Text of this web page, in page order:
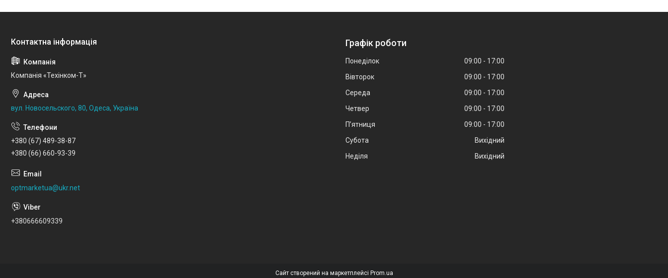
Компанія «Техінком-Т»
вул. Новосельского, 80, Одеса, Україна
+380 (67) 489-38-87
+380 (66) 660-93-39
optmarketua@ukr.net
+380666609339
Графік роботи
Понеділок 09:00
17:00
Вівторок
09:00
17:00
Середа
09:00
17:00
Четвер
09:00
17:00
Пʼятниця
09:00
17:00
Субота
Вихідний
Неділя
Вихідний
Сайт створений на маркетплейсі Prom.ua